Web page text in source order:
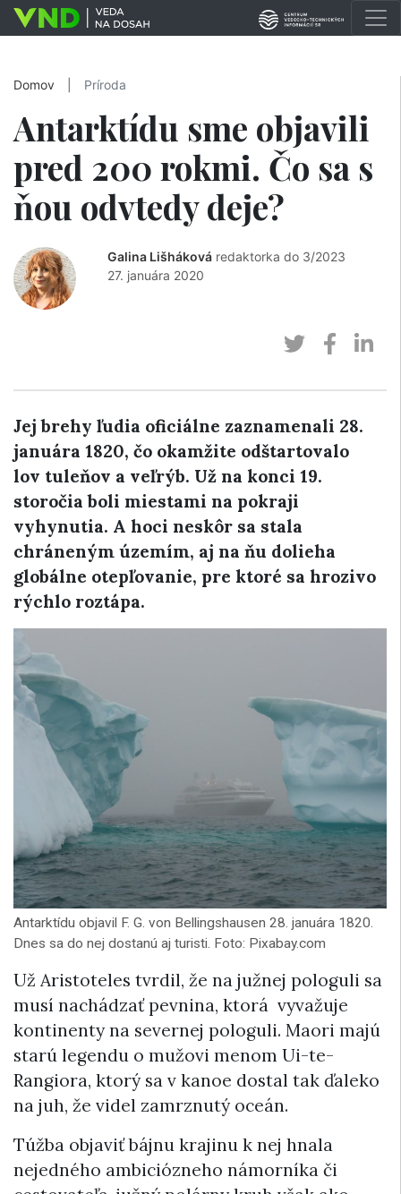
Domov Príroda
Antarktídu sme objavili
pred 200 rokmi. Čo sa s
ňou odvtedy deje?
Galina Lišháková redaktorka do 3/2023
27. januára 2020
Jej brehy ľudia oficiálne zaznamenali 28.
januára 1820, čo okamžite odštartovalo
lov tuleňov a veľrýb. Už na konci 19.
storočia boli miestami na pokraji
vyhynutia. A hoci neskôr sa stala
chráneným územím, aj na ňu dolieha
globálne otepľovanie, pre ktoré sa hrozivo
rýchlo roztápa.
Antarktídu objavil F. G. von Bellingshausen 28. januára 1820.
Dnes sa do nej dostanú aj turisti. Foto: Pixabay.com
Už Aristoteles tvrdil, že na južnej pologuli sa
musí nachádzať pevnina, ktorá vyvažuje
kontinenty na severnej pologuli. Maori majú
starú legendu o mužovi menom Ui-te-
Rangiora, ktorý sa v kanoe dostal tak ďaleko
na juh, že videl zamrznutý oceán.
Túžba objaviť bájnu krajinu k nej hnala
nejedného ambiciózneho námorníka či